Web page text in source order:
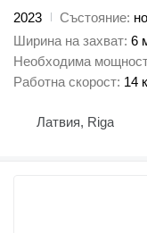
2023
Състояние
Ширина на захват 6
Необходима
Работна скорост 14
Латвия, Riga